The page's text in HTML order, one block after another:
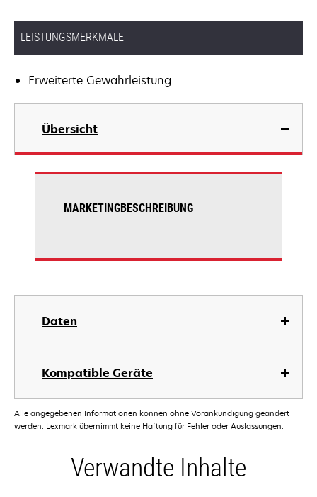
LEISTUNGSMERKMALE
Erweiterte Gewährleistung
Übersicht
Daten
Kompatible Geräte
MARKETINGBESCHREIBUNG
Alle angegebenen Informationen können ohne Vorankündigung geändert
werden. Lexmark übernimmt keine Haftung für Fehler oder Auslassungen.
Verwandte Inhalte